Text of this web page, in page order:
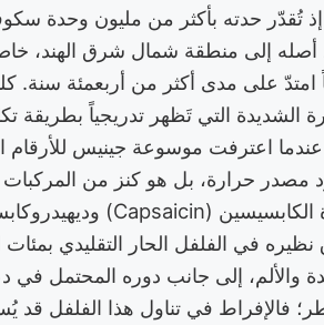
أصله إلى منطقة شمال شرق الهند، خاصة
امتدّ على مدى أكثر من أربعمئة
الشديدة التي تَظهر تدريجياً بطريقة
عالمياً إلا في عام 2007 عندما اعترفت موسوعة
حرارة، بل هو كنز من المركبات
نظيره في الفلفل الحار التقليدي
والألم، إلى جانب دوره المحتمل
فالإفراط في تناول هذا الفلفل